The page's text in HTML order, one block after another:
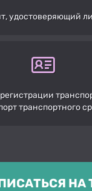
удостоверяющий
транспортного
НА